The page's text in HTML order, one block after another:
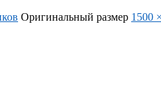
Оригинальный размер 1500